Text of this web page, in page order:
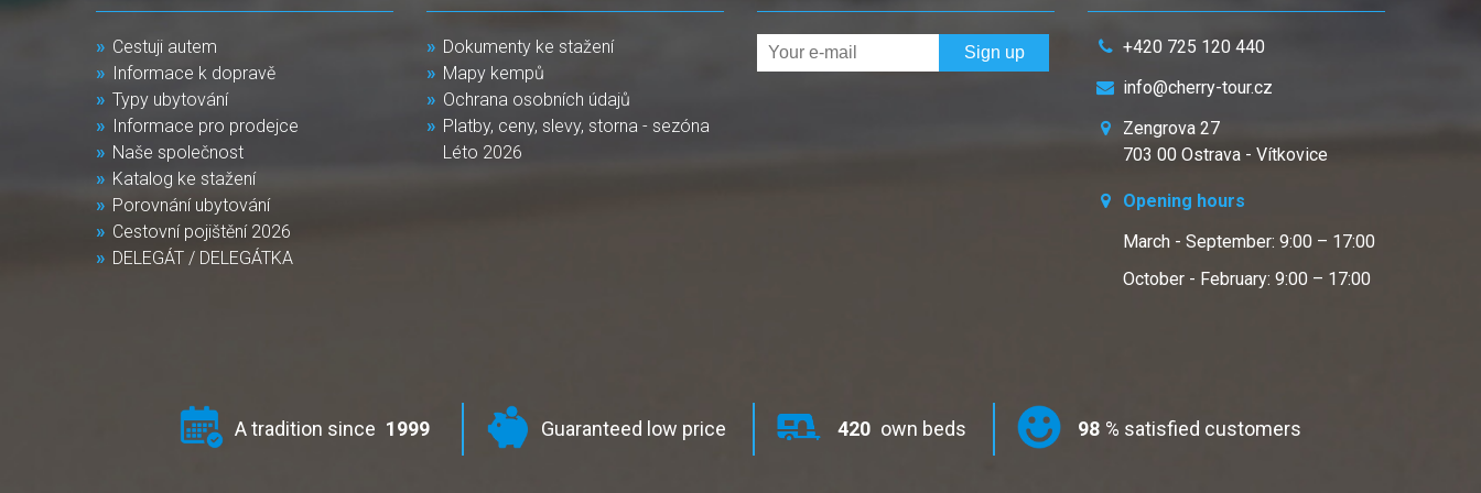
Cestuji autem
Informace k dopravě
Typy ubytování
Informace pro prodejce
Naše společnost
Katalog ke stažení
Porovnání ubytování
Cestovní pojištění 2026
DELEGÁT / DELEGÁTKA
Dokumenty ke stažení
Mapy kempů
Ochrana osobních údajů
Platby, ceny, slevy, storna - sezóna
Léto 2026
+420 725 120 440
info@cherry-tour.cz
Zengrova 27
703 00 Ostrava - Vítkovice
Opening hours
March - September: 9:00 – 17:00
October - February: 9:00 – 17:00
A tradition since 1999 Guaranteed low price 420 own beds 98 % satisfied customers